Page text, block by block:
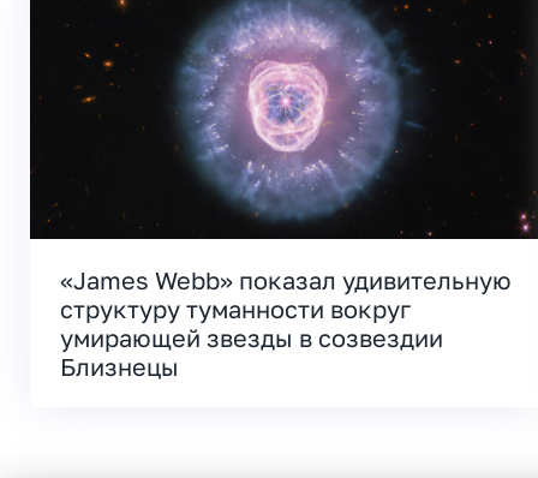
«James Webb» показал удивительную
структуру туманности вокруг
умирающей звезды в созвездии
Близнецы